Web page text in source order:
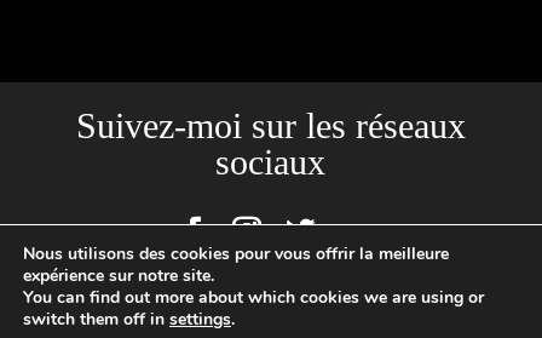
Suivez-moi sur les réseaux
sociaux
Site créé par l'Agence Backstages | Loïc Cousin Photographe
Nous utilisons des cookies pour vous offrir la meilleure
expérience sur notre site.
You can find out more about which cookies we are using or
switch them off in settings.